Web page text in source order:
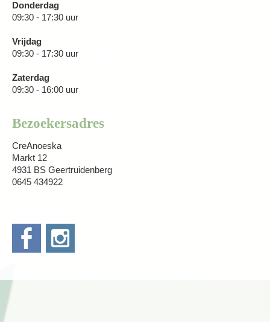
Donderdag
09:30 - 17:30 uur
Vrijdag
09:30 - 17:30 uur
Zaterdag
09:30 - 16:00 uur
Bezoekersadres
CreAnoeska
Markt 12
4931 BS Geertruidenberg
0645 434922